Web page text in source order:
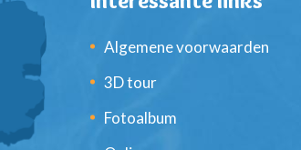
Algemene voorwaarden
3D tour
Fotoalbum